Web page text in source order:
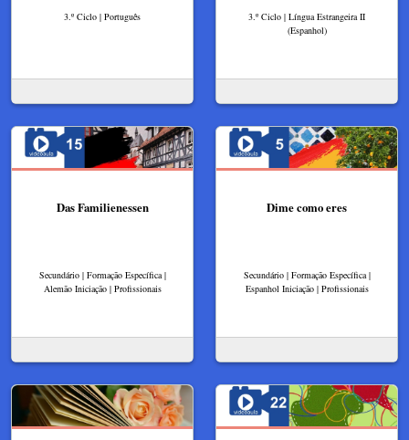
3.º Ciclo | Português
3.º Ciclo | Língua Estrangeira II
(Espanhol)
Das Familienessen
Secundário | Formação Específica |
Alemão Iniciação | Profissionais
Dime como eres
Secundário | Formação Específica |
Espanhol Iniciação | Profissionais